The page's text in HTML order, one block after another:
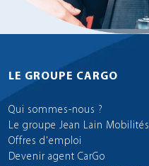
LE GROUPE CARGO
Qui sommes-nous ?
Le groupe Jean Lain Mobilités
Offres d'emploi
Devenir agent CarGo